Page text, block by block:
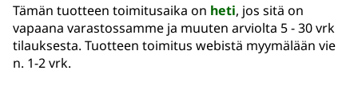
Tämän tuotteen toimitusaika on heti, jos sitä on
vapaana varastossamme ja muuten arviolta 5 - 30 vrk
tilauksesta. Tuotteen toimitus webistä myymälään vie
n. 1-2 vrk.